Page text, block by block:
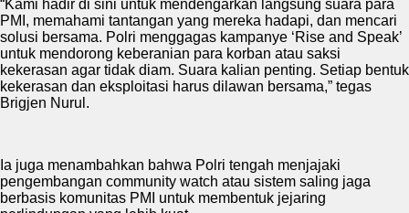
“Kami hadir di sini untuk mendengarkan langsung suara para
PMI, memahami tantangan yang mereka hadapi, dan mencari
solusi bersama. Polri menggagas kampanye ‘Rise and Speak’
untuk mendorong keberanian para korban atau saksi
kekerasan agar tidak diam. Suara kalian penting. Setiap bentuk
kekerasan dan eksploitasi harus dilawan bersama,” tegas
Brigjen Nurul.
Ia juga menambahkan bahwa Polri tengah menjajaki
pengembangan community watch atau sistem saling jaga
berbasis komunitas PMI untuk membentuk jejaring